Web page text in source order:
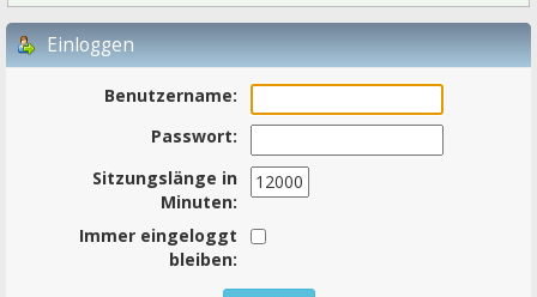
Einloggen
Benutzername:
Passwort:
Sitzungslänge in
Minuten:
Immer eingeloggt
bleiben: